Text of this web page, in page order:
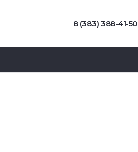
8 (383) 388-41-50